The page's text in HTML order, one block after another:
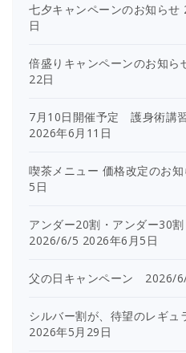
七夕キャンペーンのお知ら
日
倍盛りキャンペーンのお知
22日
7月10日開催予定 護身術講
2026年6月11日
喫茶メニュー 価格改定のお
5日
アンダー20割・アンダー30
2026/6/5 2026年6月5日
父の日キャンペーン 2026/
シルバー割が、待望のレギ
2026年5月29日